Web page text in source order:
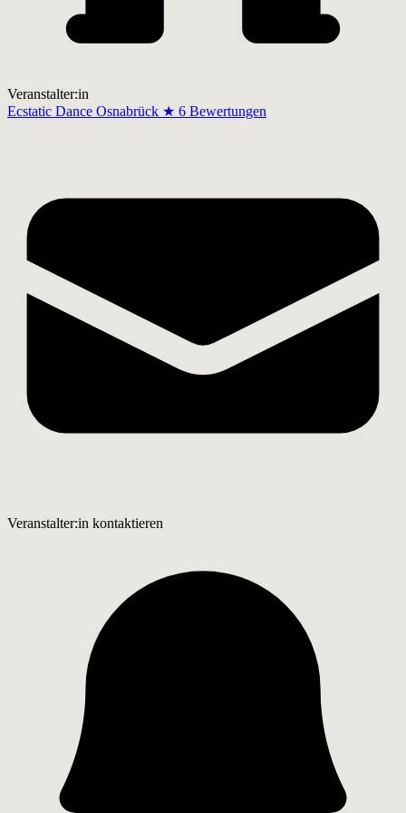
Veranstalter:in
Ecstatic Dance Osnabrück ★ 6 Bewertungen
Veranstalter:in kontaktieren